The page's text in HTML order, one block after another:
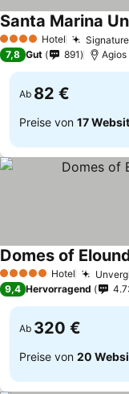
4 Sterne Hotel
Santa Marina
7,8 Gut 891 Agios
Ab 82 €
Preise von 17
5 Sterne Hotel
Domes of
9,4 Hervorragend
Ab 320 €
Preise von 20